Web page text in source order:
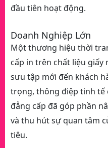
đầu tiên hoạt động.
Doanh Nghiệp Lớn
Một thương hiệu thời
cấp in trên chất liệu
sưu tập mới đến khách
trọng, thông điệp tinh
đẳng cấp đã góp phần
và thu hút sự quan tâm
tiêu.